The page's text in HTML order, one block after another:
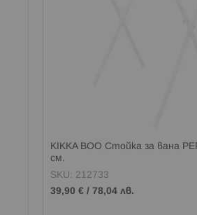
KIKKA BOO Стойка за вана
см.
SKU: 212733
39,90 € / 78,04 лв.